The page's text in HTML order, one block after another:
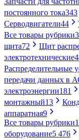
постоянного тока343
Серводвигатели44
Все товары рубрики
щита72 Щит
электротехнические
Распределительные
передачи данных в
электроэнергии181
монтажный13
аппаратная9
Все товары рубрики
оборудование5 476